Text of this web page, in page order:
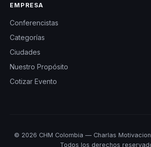
EMPRESA
Conferencistas
Categorías
Ciudades
Nuestro Propósito
Cotizar Evento
© 2026 CHM Colombia — Charlas
Todos los derechos